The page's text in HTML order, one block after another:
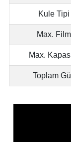
Kule Tipi
Max. Film
Max.
Toplam